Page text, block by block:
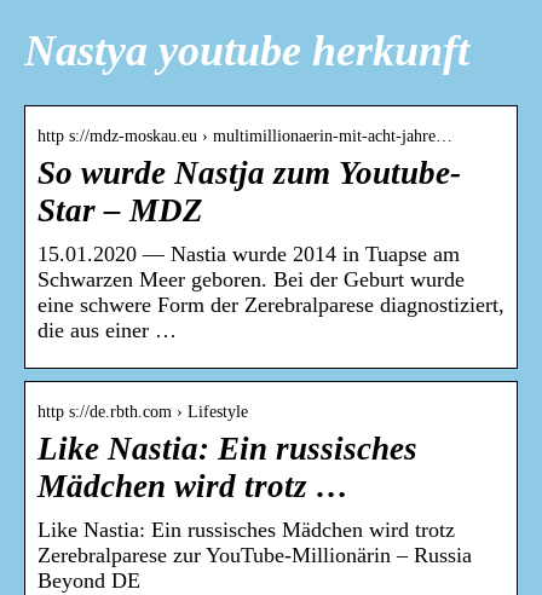
Nastya youtube herkunft
http s://mdz-moskau.eu › multimillionaerin-mit-acht-jahre…
So wurde Nastja zum Youtube-
Star – MDZ
15.01.2020 — Nastia wurde 2014 in Tuapse am
Schwarzen Meer geboren. Bei der Geburt wurde
eine schwere Form der Zerebralparese diagnostiziert,
die aus einer …
http s://de.rbth.com › Lifestyle
Like Nastia: Ein russisches
Mädchen wird trotz …
Like Nastia: Ein russisches Mädchen wird trotz
Zerebralparese zur YouTube-Millionärin – Russia
Beyond DE